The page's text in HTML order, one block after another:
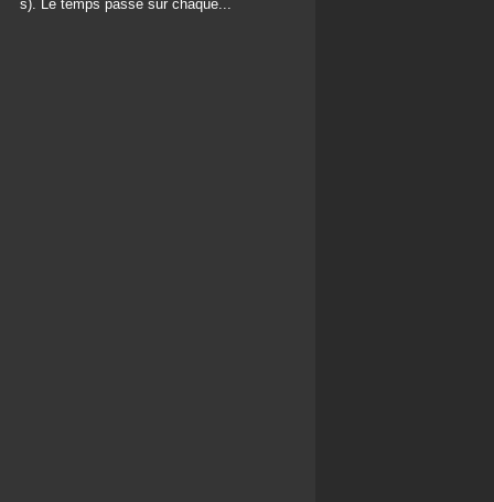
s). Le temps passé sur chaque...